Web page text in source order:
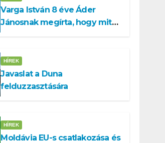
Varga István 8 éve Áder
Jánosnak megírta, hogy mit
HÍREK
Javaslat a Duna
felduzzasztására
HÍREK
Moldávia EU-s csatlakozása és